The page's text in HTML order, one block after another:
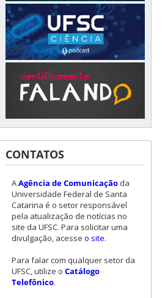
CONTATOS
AAgência de Comunicaçãoda
Universidade Federal de Santa
Catarina é o setor responsável
pela atualização de notícias no
site da UFSC. Para solicitar uma
divulgação, acesse o site.
Para falar com qualquer setor da
UFSC, utilize o Catálogo
Telefônico.